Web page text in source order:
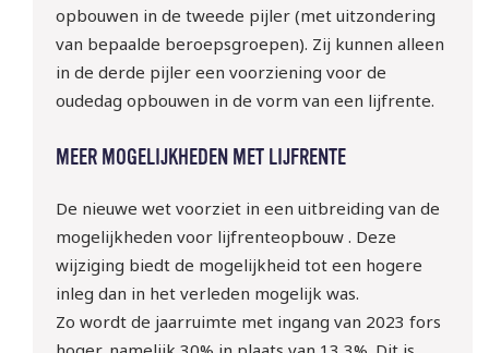
opbouwen in de tweede pijler (met uitzondering
van bepaalde beroepsgroepen). Zij kunnen alleen
in de derde pijler een voorziening voor de
oudedag opbouwen in de vorm van een lijfrente.
MEER MOGELIJKHEDEN MET LIJFRENTE
De nieuwe wet voorziet in een uitbreiding van de
mogelijkheden voor lijfrenteopbouw . Deze
wijziging biedt de mogelijkheid tot een hogere
inleg dan in het verleden mogelijk was.
Zo wordt de jaarruimte met ingang van 2023 fors